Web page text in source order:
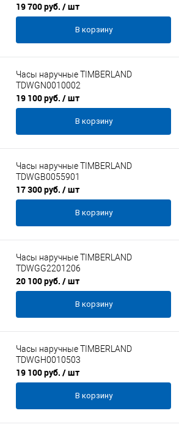
19 700 руб. / шт
В корзину
Часы наручные TIMBERLAND
TDWGN0010002
19 100 руб. / шт
В корзину
Часы наручные TIMBERLAND
TDWGB0055901
17 300 руб. / шт
В корзину
Часы наручные TIMBERLAND
TDWGG2201206
20 100 руб. / шт
В корзину
Часы наручные TIMBERLAND
TDWGH0010503
19 100 руб. / шт
В корзину